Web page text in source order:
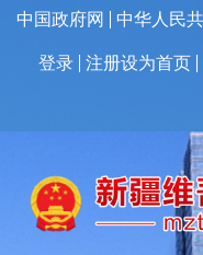
中国政府网 中华人民
登录 注册设为首页